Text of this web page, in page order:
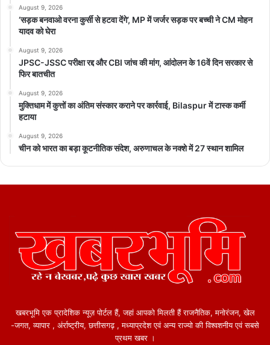
August 9, 2026
‘सड़क बनवाओ वरना कुर्सी से हटवा देंगे’, MP में जर्जर सड़क पर बच्ची ने CM मोहन
यादव को घेरा
August 9, 2026
JPSC-JSSC परीक्षा रद्द और CBI जांच की मांग, आंदोलन के 16वें दिन सरकार से
फिर बातचीत
August 9, 2026
मुक्तिधाम में कुत्तों का अंतिम संस्कार कराने पर कार्रवाई, Bilaspur में टास्क कर्मी
हटाया
August 9, 2026
चीन को भारत का बड़ा कूटनीतिक संदेश, अरुणाचल के नक्शे में 27 स्थान शामिल
खबरभूमि एक प्रादेशिक न्यूज़ पोर्टल हैं, जहां आपको मिलती हैं राजनैतिक, मनोरंजन, खेल
-जगत, व्यापार , अंर्राष्ट्रीय, छत्तीसगढ़ , मध्याप्रदेश एवं अन्य राज्यो की विश्वशनीय एवं सबसे
प्रथम खबर ।